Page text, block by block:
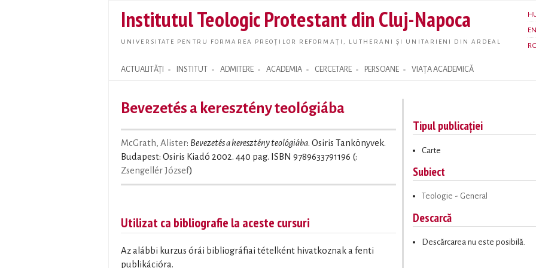
main
content
Institutul Teologic Protestant din Cluj-Napoca
UNIVERSITATE PENTRU FORMAREA PREOȚILOR REFORMAȚI, LUTHERANI ȘI UNITARIENI DIN ARDEAL
EN
ACTUALITĂȚI INSTITUT ADMITERE ACADEMIA CERCETARE PERSOANE VIAȚA ACADEMICĂ
Search form
Bevezetés a keresztény teológiába
McGrath, Alister: Bevezetés a keresztény teológiába. Osiris Tankönyvek.
Budapest: Osiris Kiadó 2002. 440 pag. ISBN 9789633791196 (:
Zsengellér József)
Utilizat ca bibliografie la aceste cursuri
Az alábbi kurzus órái bibliográfiai tételként hivatkoznak a fenti
publikációra.
Tipul publicației
Carte
Subiect
Teologie - General
Descarcă
Descărcarea nu este posibilă.